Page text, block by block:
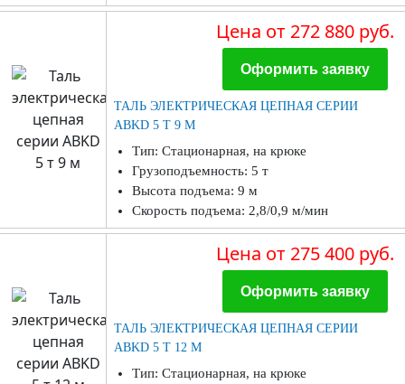
Цена от 272 880 руб.
Оформить заявку
ТАЛЬ ЭЛЕКТРИЧЕСКАЯ ЦЕПНАЯ СЕРИИ
ABKD 5 Т 9 М
Тип: Стационарная, на крюке
Грузоподъемность: 5 т
Высота подъема: 9 м
Скорость подъема: 2,8/0,9 м/мин
Цена от 275 400 руб.
Оформить заявку
ТАЛЬ ЭЛЕКТРИЧЕСКАЯ ЦЕПНАЯ СЕРИИ
ABKD 5 Т 12 М
Тип: Стационарная, на крюке